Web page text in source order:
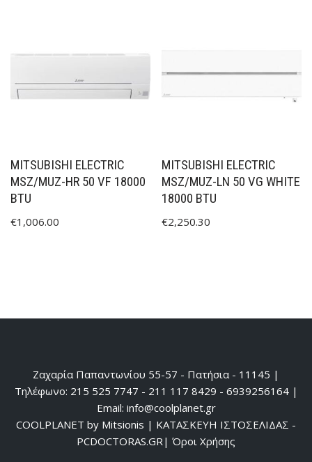
MITSUBISHI ELECTRIC
MSZ/MUZ-HR 50 VF 18000
BTU
€1,006.00
MITSUBISHI ELECTRIC
MSZ/MUZ-LN 50 VG WHITE
18000 BTU
€2,250.30
Ζαχαρία Παπαντωνίου 55-57 - Πατήσια - 11145 |
Τηλέφωνο: 215 525 7747 - 211 117 8429 - 6939256164 |
Email: info@coolplanet.gr
COOLPLANET by Mitsionis | ΚΑΤΑΣΚΕΥΗ ΙΣΤΟΣΕΛΙΔΑΣ -
PCDOCTORAS.GR| Όροι Χρήσης